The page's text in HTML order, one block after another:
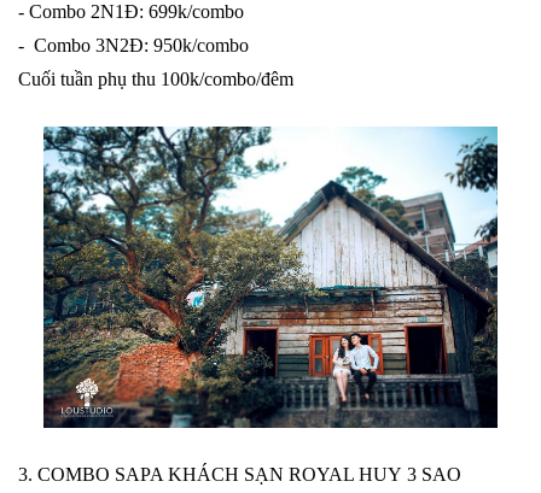
- Combo 2N1Đ: 699k/combo
- Combo 3N2Đ: 950k/combo
Cuối tuần phụ thu 100k/combo/đêm
3. COMBO SAPA KHÁCH SẠN ROYAL HUY 3 SAO